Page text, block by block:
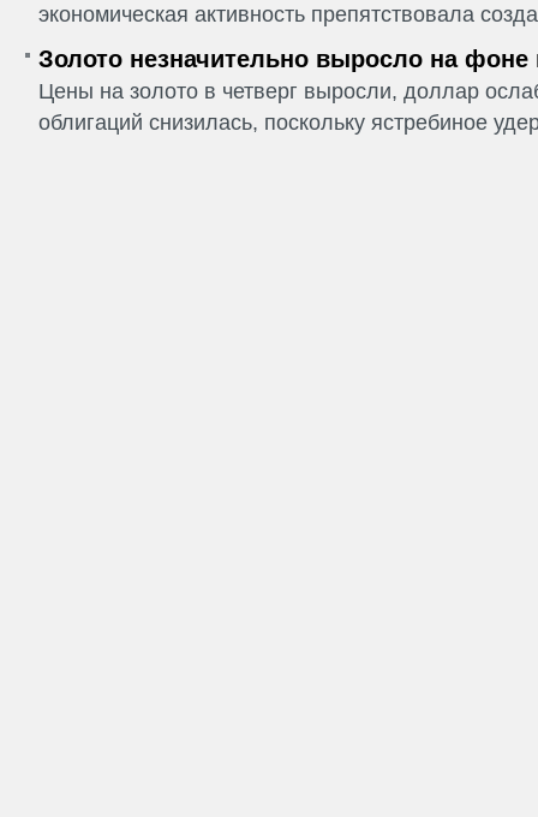
экономическая активность препятствовала
Золото незначительно выросло на фоне
Цены на золото в четверг выросли, доллар
облигаций снизилась, поскольку ястребиное